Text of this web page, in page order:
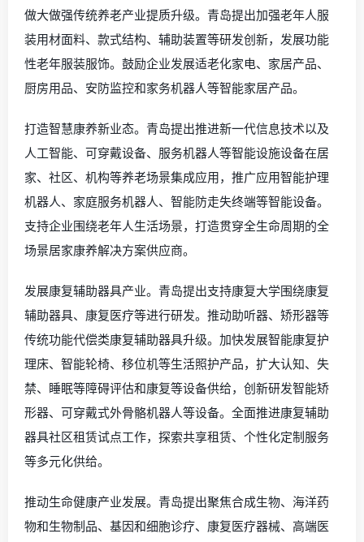
做大做强传统养老产业提质升级。青岛提出加强老年人服
装用材面料、款式结构、辅助装置等研发创新，发展功能
性老年服装服饰。鼓励企业发展适老化家电、家居产品、
厨房用品、安防监控和家务机器人等智能家居产品。
打造智慧康养新业态。青岛提出推进新一代信息技术以及
人工智能、可穿戴设备、服务机器人等智能设施设备在居
家、社区、机构等养老场景集成应用，推广应用智能护理
机器人、家庭服务机器人、智能防走失终端等智能设备。
支持企业围绕老年人生活场景，打造贯穿全生命周期的全
场景居家康养解决方案供应商。
发展康复辅助器具产业。青岛提出支持康复大学围绕康复
辅助器具、康复医疗等进行研发。推动助听器、矫形器等
传统功能代偿类康复辅助器具升级。加快发展智能康复护
理床、智能轮椅、移位机等生活照护产品，扩大认知、失
禁、睡眠等障碍评估和康复等设备供给，创新研发智能矫
形器、可穿戴式外骨骼机器人等设备。全面推进康复辅助
器具社区租赁试点工作，探索共享租赁、个性化定制服务
等多元化供给。
推动生命健康产业发展。青岛提出聚焦合成生物、海洋药
物和生物制品、基因和细胞诊疗、康复医疗器械、高端医